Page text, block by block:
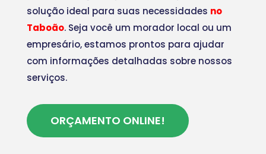
solução ideal para suas necessidades no
Taboão. Seja você um morador local ou um
empresário, estamos prontos para ajudar
com informações detalhadas sobre nossos
serviços.
ORÇAMENTO ONLINE!